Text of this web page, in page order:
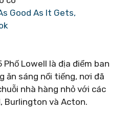
Good As It Gets,
Lowell là địa điểm ban
ăn sáng nổi tiếng, nơi đã
nhà hàng nhỏ với các
Burlington và Acton.